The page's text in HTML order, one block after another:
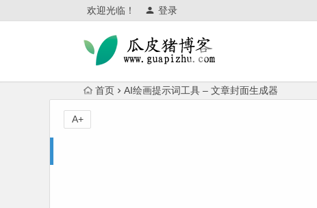
欢迎光临！ 登录
首页 AI绘画提示词工具 – 文章封面生成器
A+